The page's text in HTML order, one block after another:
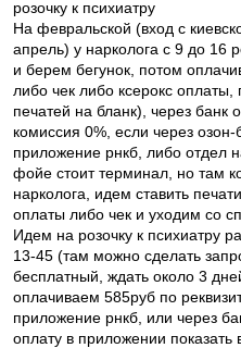
розочку к психиатру
На февральской (вход с
апрель) у нарколога с 9 до 16
и берем бегунок, потом
либо чек либо ксерокс
печатей на бланк), через банк
комиссия 0%, если через
приложение рнкб, либо отдел
фойе стоит терминал, но там
нарколога, идем ставить
оплаты либо чек и уходим со
Идем на розочку к психиатру
13-45 (там можно сделать
бесплатный, ждать около 3
оплачиваем 585руб по
приложение рнкб, или через
оплату в приложении показать